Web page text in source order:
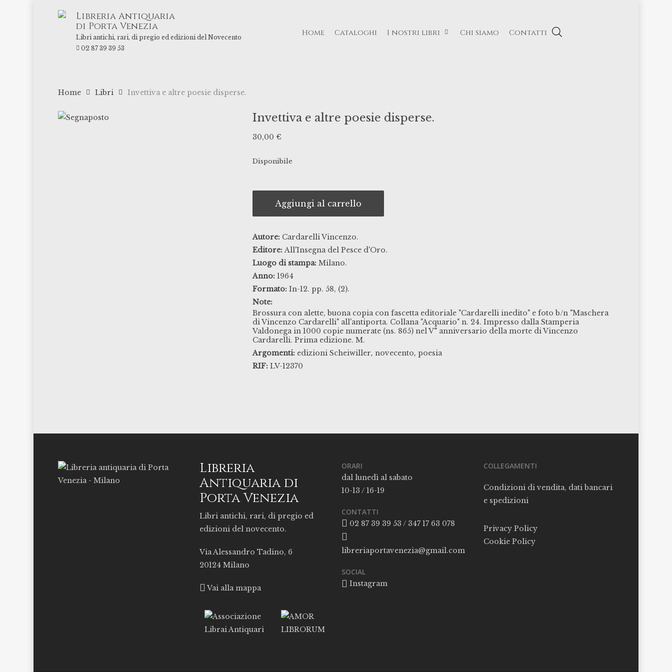
Libreria Antiquaria
di Porta Venezia
Libri antichi, rari, di pregio ed edizioni del Novecento
02 87 39 39 53
Home Cataloghi I nostri libri Chi siamo Contatti
Home Libri Invettiva e altre poesie disperse.
Invettiva e altre poesie disperse.
30,00 €
Disponibile
Aggiungi al carrello
Autore: Cardarelli Vincenzo.
Editore: All'Insegna del Pesce d'Oro.
Luogo di stampa: Milano.
Anno: 1964
Formato: In-12. pp. 58, (2).
Note:
Brossura con alette, buona copia con fascetta editoriale "Cardarelli inedito" e foto b/n "Maschera
di Vincenzo Cardarelli" all'antiporta. Collana "Acquario" n. 24. Impresso dalla Stamperia
Valdonega in 1000 copie numerate (ns. 865) nel V° anniversario della morte di Vincenzo
Cardarelli. Prima edizione. M.
Argomenti: edizioni Scheiwiller, novecento, poesia
RIF: LV-12370
Libreria
Antiquaria di
Porta Venezia
Libri antichi, rari, di pregio ed
edizioni del novecento.
Via Alessandro Tadino, 6
20124 Milano
Vai alla mappa
ORARI
dal lunedì al sabato
10-13 / 16-19
CONTATTI
02 87 39 39 53 / 347 17 63 078
libreriaportavenezia@gmail.com
SOCIAL
Instagram
COLLEGAMENTI
Condizioni di vendita, dati bancari
e spedizioni
Privacy Policy
Cookie Policy